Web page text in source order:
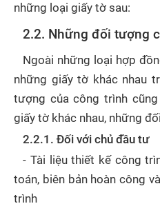
những loại giấy tờ sau:
2.2. Những đối tượng
Ngoài những loại hợp
những giấy tờ khác nhau
tượng của công trình
giấy tờ khác nhau, những
2.2.1. Đối với chủ đầu tư
- Tài liệu thiết kế công
toán, biên bản hoàn công
trình